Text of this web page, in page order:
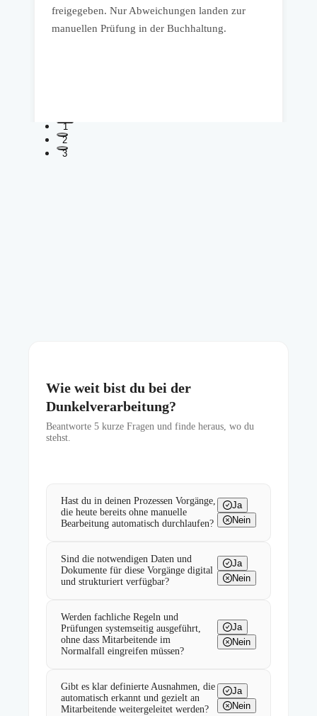
freigegeben. Nur Abweichungen landen zur
manuellen Prüfung in der Buchhaltung.
1
2
3
Wie weit bist du bei der
Dunkelverarbeitung?
Beantworte 5 kurze Fragen und finde heraus, wo du
stehst.
Hast du in deinen Prozessen Vorgänge,
die heute bereits ohne manuelle
Bearbeitung automatisch durchlaufen?
Ja
Nein
Sind die notwendigen Daten und
Dokumente für diese Vorgänge digital
und strukturiert verfügbar?
Ja
Nein
Werden fachliche Regeln und
Prüfungen systemseitig ausgeführt,
ohne dass Mitarbeitende im
Normalfall eingreifen müssen?
Ja
Nein
Gibt es klar definierte Ausnahmen, die
automatisch erkannt und gezielt an
Mitarbeitende weitergeleitet werden?
Ja
Nein